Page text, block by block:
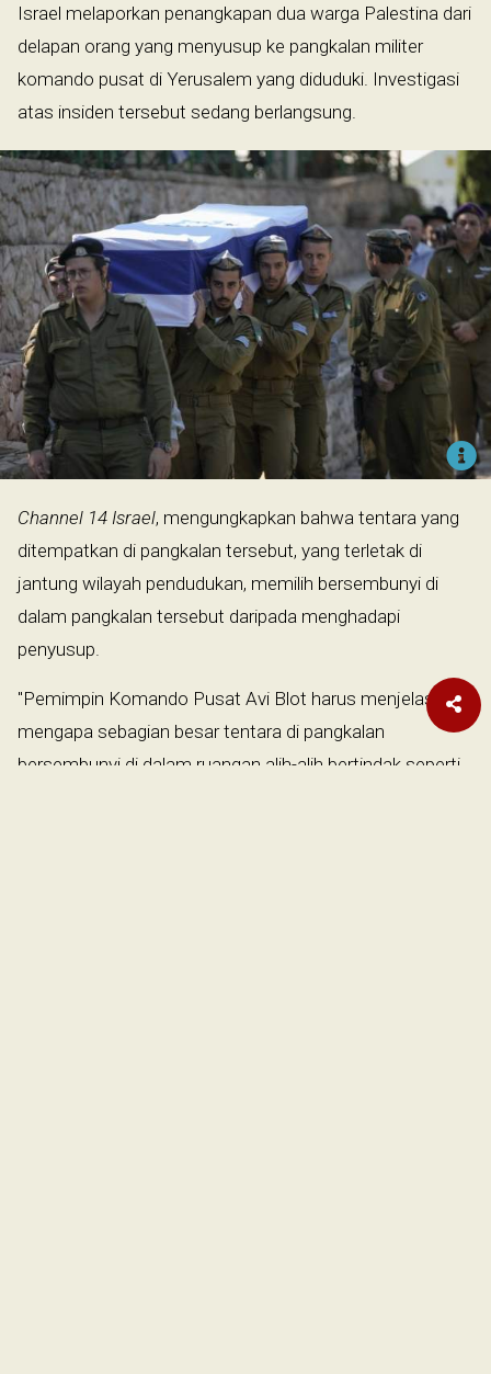
Israel melaporkan penangkapan dua warga Palestina dari
delapan orang yang menyusup ke pangkalan militer
komando pusat di Yerusalem yang diduduki. Investigasi
atas insiden tersebut sedang berlangsung.
Channel 14 Israel, mengungkapkan bahwa tentara yang
ditempatkan di pangkalan tersebut, yang terletak di
jantung wilayah pendudukan, memilih bersembunyi di
dalam pangkalan tersebut daripada menghadapi
penyusup.
"Pemimpin Komando Pusat Avi Blot harus menjelaskan
mengapa sebagian besar tentara di pangkalan
bersembunyi di dalam ruangan alih-alih bertindak seperti